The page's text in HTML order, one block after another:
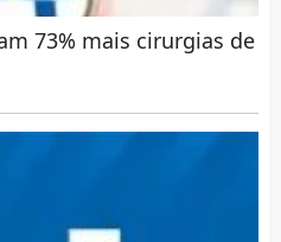
73% mais cirurgias de